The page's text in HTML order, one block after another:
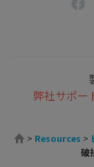
弊社サポー
> Resources >
破